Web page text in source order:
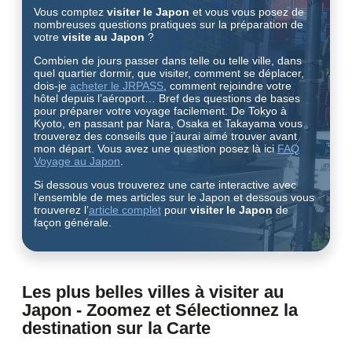
Vous comptez visiter le Japon et vous vous posez de
nombreuses questions pratiques sur la préparation de
votre visite au Japon ?
Combien de jours passer dans telle ou telle ville, dans
quel quartier dormir, que visiter, comment se déplacer,
dois-je acheter le JRPASS , comment rejoindre votre
hôtel depuis l’aéroport… Bref des questions de bases
pour préparer votre voyage facilement. De Tokyo à
Kyoto, en passant par Nara, Osaka et Takayama vous
trouverez des conseils que j’aurai aimé trouver avant
mon départ. Vous avez une question posez là ici FAQ
Voyage au Japon
Si dessous vous trouverez une carte interactive avec
l’ensemble de mes articles sur le Japon et dessous vous
trouverez l’article complet pour visiter le Japon de
façon générale.
Les plus belles villes à visiter au
Japon - Zoomez et Sélectionnez la
destination sur la Carte